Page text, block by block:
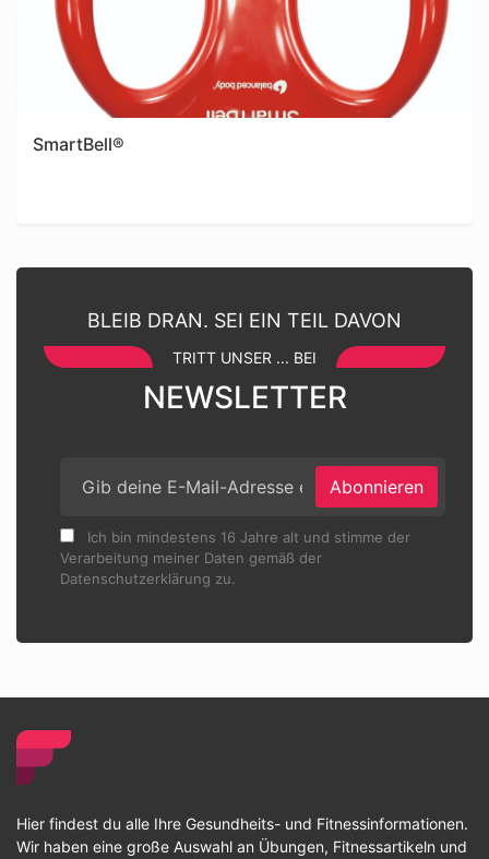
SmartBell®
BLEIB DRAN. SEI EIN TEIL DAVON
TRITT UNSER ... BEI
NEWSLETTER
Abonnieren
Ich bin mindestens 16 Jahre alt und stimme der
Verarbeitung meiner Daten gemäß der
Datenschutzerklärung zu.
Hier findest du alle Ihre Gesundheits- und Fitnessinformationen.
Wir haben eine große Auswahl an Übungen, Fitnessartikeln und